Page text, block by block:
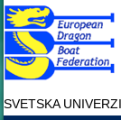
SVETSKA